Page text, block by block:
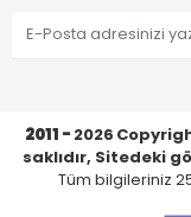
2011 - 2026
saklıdır, Sitedeki
Tüm bilgileriniz